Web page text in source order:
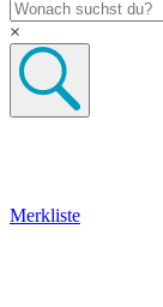
×
Merkliste